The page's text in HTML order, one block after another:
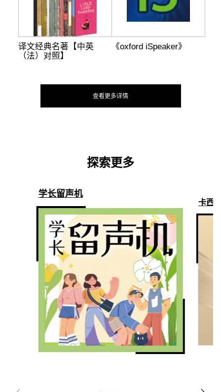
译文经典名著【中英
（法）对照】
《oxford iSpeaker》
查看更多详情
探索更多
学长留声机
卡西